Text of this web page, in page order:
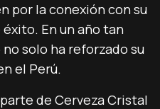
por la conexión con su
En un año tan
solo ha reforzado su
el Perú.
de Cerveza Cristal